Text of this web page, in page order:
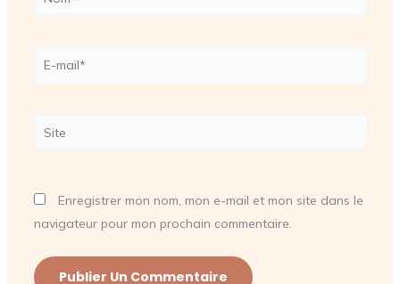
E-
Site
Enregistrer mon nom, mon e-mail et mon site dans le
navigateur pour mon prochain commentaire.